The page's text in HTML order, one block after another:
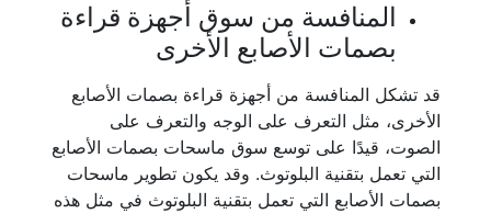
المنافسة من سوق أجهزة قراءة
بصمات الأصابع الأخرى
قد تشكل المنافسة من أجهزة قراءة بصمات الأصابع
الأخرى، مثل التعرف على الوجه والتعرف على
الصوت، قيدًا على توسع سوق ماسحات بصمات الأصابع
التي تعمل بتقنية البلوتوث. وقد يكون تطوير ماسحات
بصمات الأصابع التي تعمل بتقنية البلوتوث في مثل هذه